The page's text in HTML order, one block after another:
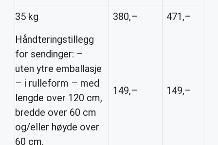
35 kg
380,–
471,–
Håndteringstillegg
for sendinger: –
uten ytre emballasje
– i rulleform – med
lengde over 120 cm,
bredde over 60 cm
og/eller høyde over
60 cm.
149,– 149,–